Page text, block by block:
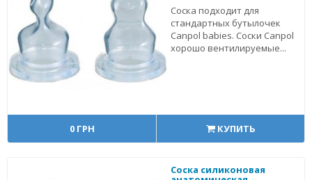
Соска подходит для
стандартных бутылочек
Canpol babies. Соски Canpol
хорошо вентилируемые...
0 ГРН КУПИТЬ
Соска силиконовая